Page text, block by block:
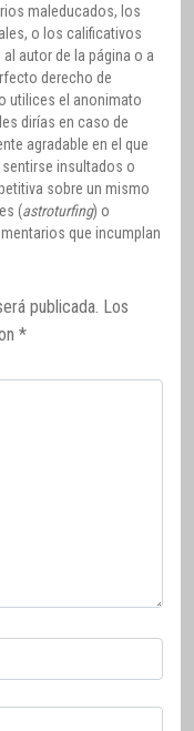
maleducados, los
o los calificativos
autor de la página o a
derecho de
utilices el anonimato
dirías en caso de
agradable en el que
insultados o
sobre un mismo
(astroturfing) o
que incumplan
publicada. Los
*